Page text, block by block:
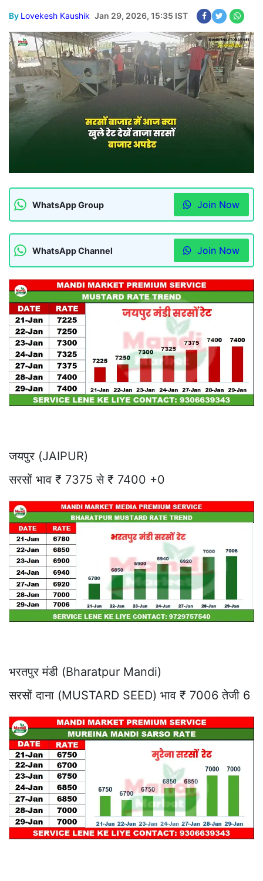
By Lovekesh Kaushik Jan 29, 2026, 15:35 IST
WhatsApp Group Join Now
WhatsApp Channel Join Now
जयपुर (JAIPUR)
सरसों भाव ₹ 7375 से ₹ 7400 +0
भरतपुर मंडी (Bharatpur Mandi)
सरसों दाना (MUSTARD SEED) भाव ₹ 7006 तेजी 6